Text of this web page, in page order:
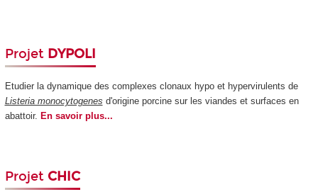
Projet DYPOLI
Etudier la dynamique des complexes clonaux hypo et hypervirulents de
Listeria monocytogenes d'origine porcine sur les viandes et surfaces en
abattoir. En savoir plus...
Projet CHIC